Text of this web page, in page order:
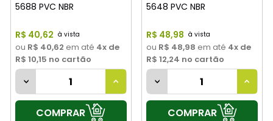
5688 PVC NBR
R$ 40,62
ou R$ 40,62 em até 4x de
R$ 10,15 no cartão
COMPRAR
5648 PVC NBR
R$ 48,98
ou R$ 48,98 em até 4x de
R$ 12,24 no cartão
COMPRAR